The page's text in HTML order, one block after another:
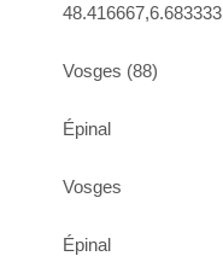
48.416667,6.683333
Vosges (88)
Épinal
Vosges
Épinal